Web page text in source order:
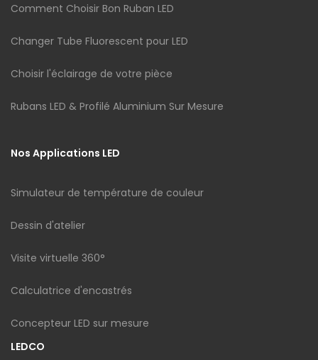
Comment Choisir Bon Ruban LED
Changer Tube Fluorescent pour LED
Choisir l'éclairage de votre pièce
Rubans LED & Profilé Aluminium Sur Mesure
Nos Applications LED
Simulateur de température de couleur
Dessin d'atelier
Visite virtuelle 360°
Calculatrice d'encastrés
Concepteur LED sur mesure
LEDCO